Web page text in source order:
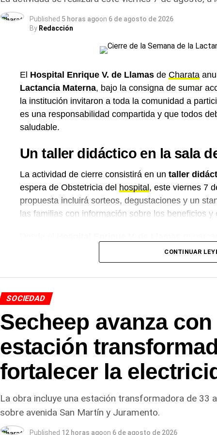
Published 5 horas agoon 6 de agosto de 2026
By Redacción
El Hospital Enrique V. de Llamas de Charata
Lactancia Materna, bajo la consigna de sumar
la institución invitaron a toda la comunidad a
es una responsabilidad compartida y que todos
saludable.
Un taller didáctico en la sala
La actividad de cierre consistirá en un taller
espera de Obstetricia del hospital , este viernes 7
propuesta incluirá sorteos, degustaciones y un
las familias con información sobre los beneficios
comunidad se acerque a participar de la jornada,
lactancia materna como una práctica que
familias y a la sociedad en su conjunto.
Másnoticias de Charata
CONTINUAR
SOCIEDAD
Secheep avanza
estación
fortalecer la
La obra incluye una estación transformadora de 33
sobre avenida San Martín y Juramento.
Published 12 horas agoon 6 de agosto de 2026